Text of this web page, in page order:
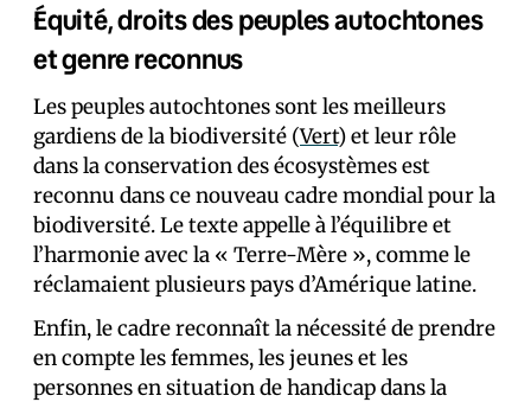
Équité, droits des peuples autochtones
et genre reconnus
Les peuples autochtones sont les meilleurs
gardiens de la biodiversité (Vert) et leur rôle
dans la conservation des écosystèmes est
reconnu dans ce nouveau cadre mondial pour la
biodiversité. Le texte appelle à l’équilibre et
l’harmonie avec la « Terre-Mère », comme le
réclamaient plusieurs pays d’Amérique latine.
Enfin, le cadre reconnaît la nécessité de prendre
en compte les femmes, les jeunes et les
personnes en situation de handicap dans la